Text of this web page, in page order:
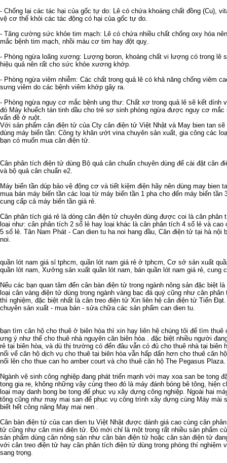
- Chống lại các tác hại của gốc tự do: Lê có chứa khoáng chất đồng (Cu),
vệ cơ thể khỏi các tác động có hại của gốc tự do.
- Tăng cường sức khỏe tim mạch: Lê có chứa nhiều chất chống oxy hóa
mắc bệnh tim mạch, nhồi máu cơ tim hay đột quỵ.
- Phòng ngừa loãng xương: Lượng boron, khoáng chất vi lượng có trong lê
hiệu quả nên rất cho sức khỏe xương khớp.
- Phòng ngừa viêm nhiễm: Các chất trong quả lê có khả năng chống viêm
sưng viêm do các bệnh viêm khớp gây ra.
- Phòng ngừa nguy cơ mắc bệnh ung thư: Chất xơ trong quả lê sẽ kết dính
đó Máy khuếch tán tinh dầu cho trẻ sơ sinh phòng ngừa được nguy cơ mắc
vấn đề ở ruột.
Với sản phẩm cân điện tử của Cty cân điện tử Việt Nhật và May bien tan sẽ
dùng máy biến tần: Công ty khăn ướt vina chuyên sản xuất, gia công các
bạn có muốn mua cân điện tử
Cân phân tích điện tử dùng Bộ quả cân chuẩn chuyên dùng để cài đặt cân
và bộ quả cân chuẩn e2
Máy biến tần dúp bảo vệ động cơ và tiết kiệm điện hãy nên dùng may bien
mua bán máy biến tần các loại từ máy biến tần 1 pha cho đến máy biến tần
cung cấp cả máy biến tần giá rẻ
Cân phân tích giá rẻ là dòng cân điện tử chuyên dùng được coi là cân phân
loại như: cân phân tích 2 số lẻ hay loại khác là cân phân tích 4 số lẻ và cao
5 số lẻ . Tân Nam Phát - Can dien tu ha noi hang đầu, Cân điện tử tại hà nội
noi
quần lót nam giá sỉ tphcm quần lót nam giá rẻ ở tphcm Cơ sở sản xuất
quần lót nam Xưởng sản xuất quần lót nam bán quần lót nam giá rẻ cung
Nếu các bạn quan tâm đến cân bàn điện tử trong ngành nông sản đặc biệt là
loại cân vàng điện tử dùng trong ngành vàng bạc đá quý cũng như cân phân
thì nghiệm, đặc biệt nhất là cân treo điện tử Xin liên hệ cân điện tử Tiến
chuyên sản xuất - mua bán - sửa chữa các sản phẩm can dien tu
bạn tìm căn hộ cho thuê ở biên hòa thì xin hạy liên hệ chúng tôi để tìm thuê
ưng ý như thể cho thuê nhà nguyên căn biên hòa . đặc biệt nhiều người
rẻ tại biên hòa , và dù thị trường có đến đâu vẫn có đủ cho thuê nhà tại biên
nổi vể căn hộ dịch vụ cho thuê tại biên hòa vẫn hấp dẩn hơn cho thuê căn
nổi lên cho thue can ho amber court và cho thuê căn hộ The Pegasus Plaza
Ngành vệ sinh công nghiệp đang phát triển mạnh với may xoa san be tong
tong gia re , không những vậy cùng theo đó là máy đánh bóng bê tông , hiện
loại may danh bong be tong để phục vụ xây dựng công nghiệp. Ngoài hai
tông cũng như may mai san để phục vụ công trình xây dựng cùng Máy mài
biết hết công năng May mai nen
Cân bàn điện tử của can dien tu Việt Nhật được dánh giá cao cùng cân
tử cũng như cân mini điện tử . Đó mới chỉ là một trong rất nhiều sản phẩm
sản phẩm dùng cân nông sản như cân bàn điện tử hoặc cân sàn điện tử
với cân treo điện tử hay cân phân tích điện tử dùng trong phòng thí nghiệm
sang trọng.